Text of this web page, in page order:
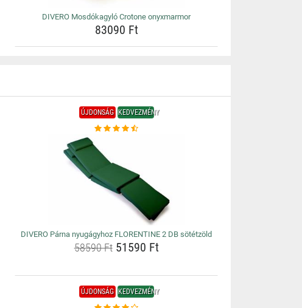
DIVERO Mosdókagyló Crotone onyxmarmor
83090 Ft
ÚJDONSÁG KEDVEZMÉNY
DIVERO Párna nyugágyhoz FLORENTINE 2 DB sötétzöld
58590 Ft51590 Ft
ÚJDONSÁG KEDVEZMÉNY